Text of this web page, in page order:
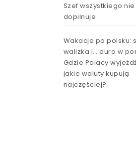
Szef wszystkiego nie
dopilnuje
Wakacje po polsku:
walizka i… euro w
Gdzie Polacy
jakie waluty kupują
najczęściej?